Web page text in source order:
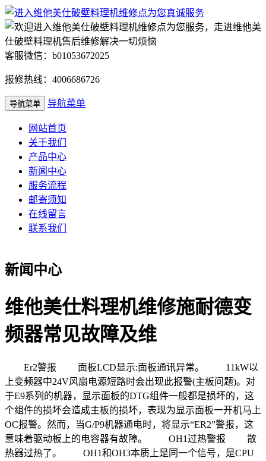
客服微信：b01053672025
报修热线：4006686726
导航菜单 导航菜单
网站首页
关于我们
产品中心
新闻中心
服务流程
邮寄须知
在线留言
联系我们
新闻中心
维他美仕料理机维修施耐德变
频器常见故障及维
Er2警报 面板LCD显示:面板通讯异常。 11kW以
上变频器中24V风扇电源短路时会出现此报警(主板问题)。对
于E9系列的机器，显示面板的DTG组件一般都是损坏的，这
个组件的损坏会造成主板的损坏，表现为显示面板一开机马上
OC报警。然而，当G/P9机器通电时，将显示“ER2”警报，这
意味着驱动板上的电容器有故障。 OH1过热警报 散
热器过热了。 OH1和OH3本质上是同一个信号，是CPU